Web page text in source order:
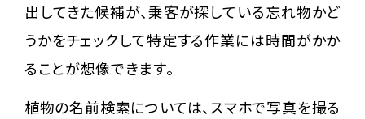
出してきた候補が、乗客が探している忘れ物かど
うかをチェックして特定する作業には時間がかか
ることが想像できます。
植物の名前検索については、スマホで写真を撮る